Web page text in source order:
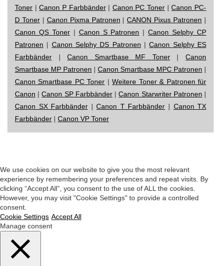
Toner |Canon P Farbbänder| Canon PC Toner |Canon PC-
D Toner| Canon Pixma Patronen |CANON Pixus Patronen |
Canon QS Toner| Canon S Patronen |Canon Selphy CP
Patronen | Canon Selphy DS Patronen |Canon Selphy ES
Farbbänder |Canon Smartbase MF Toner|Canon
Smartbase MP Patronen | Canon Smartbase MPC Patronen |
Canon Smartbase PC Toner |Weitere Toner & Patronen für
Canon |Canon SP Farbbänder|Canon Starwriter Patronen |
Canon SX Farbbänder |Canon T Farbbänder | Canon TX
Farbbänder | Canon VP Toner
We use cookies on our website to give you the most relevant
experience by remembering your preferences and repeat visits. By
clicking “Accept All”, you consent to the use of ALL the cookies.
However, you may visit "Cookie Settings" to provide a controlled
consent.
Cookie Settings Accept All
Manage consent